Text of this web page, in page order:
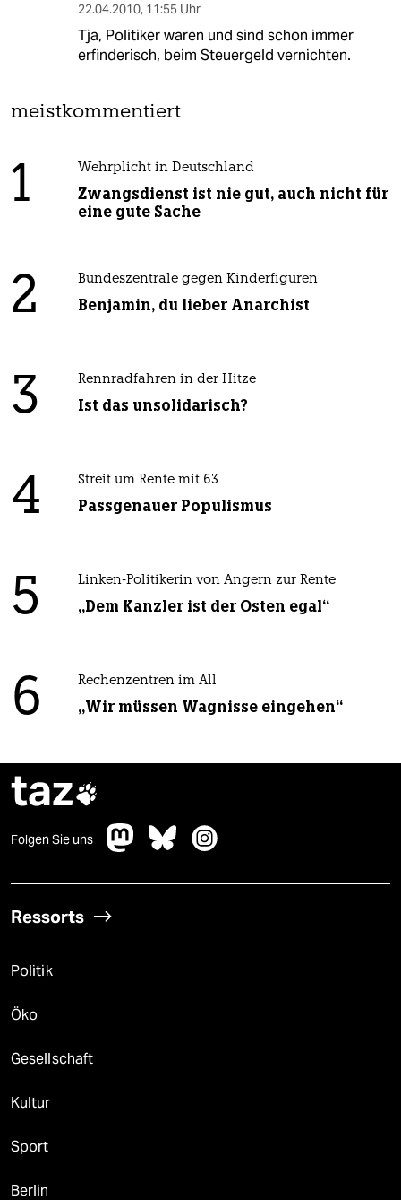
22.04.2010, 11:55 Uhr
Tja, Politiker waren und sind schon immer
erfinderisch, beim Steuergeld vernichten.
meistkommentiert
1 Wehrplicht in Deutschland
Zwangsdienst ist nie gut, auch nicht für
eine gute Sache
2 Bundeszentrale gegen Kinderfiguren
Benjamin, du lieber Anarchist
3 Rennradfahren in der Hitze
Ist das unsolidarisch?
4 Streit um Rente mit 63
Passgenauer Populismus
5 Linken-Politikerin von Angern zur Rente
„Dem Kanzler ist der Osten egal“
6 Rechenzentren im All
„Wir müssen Wagnisse eingehen“
taz
Folgen Sie uns
Ressorts
Politik
Öko
Gesellschaft
Kultur
Sport
Berlin